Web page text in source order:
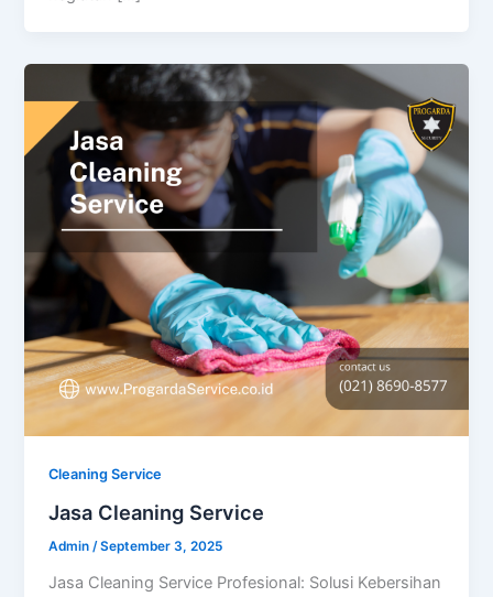
Cleaning Service
Jasa Cleaning Service
Admin/September 3, 2025
Jasa Cleaning Service Profesional: Solusi Kebersihan